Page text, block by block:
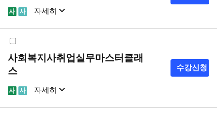
자세히
샘플강의 강의계획서
사회복지사취업실무마스터클래
스
자세히
샘플강의 강의계획서
수강신청